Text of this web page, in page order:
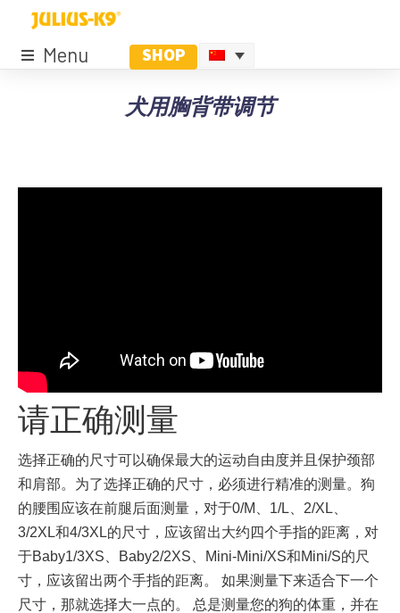
Menu SHOP
犬用胸背带调节
请正确测量
选择正确的尺寸可以确保最大的运动自由度并且保护颈部
和肩部。为了选择正确的尺寸，必须进行精准的测量。狗
的腰围应该在前腿后面测量，对于0/M、1/L、2/XL、
3/2XL和4/3XL的尺寸，应该留出大约四个手指的距离，对
于Baby1/3XS、Baby2/2XS、Mini-Mini/XS和Mini/S的尺
寸，应该留出两个手指的距离。 如果测量下来适合下一个
尺寸，那就选择大一点的。 总是测量您的狗的体重，并在